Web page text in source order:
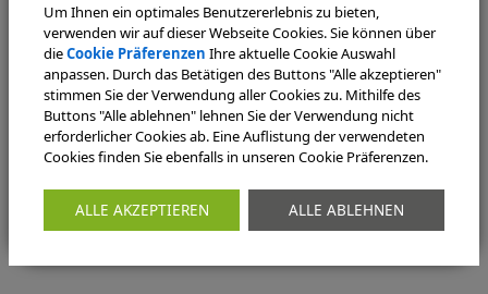
Sonntag, 12. Juli 2026, 19 Uhr
Schloss Lembeck - Schlaunscher Festsaal
Eintritt: 18,00 Euro,ermäßigt 13,00 Euro
Tickets und weitere Informationen zu der Veranstaltung
erhalten Sie bei der Stadtagentur Dorsten im Stadthaus an
der Lippestraße 41, unter der Rufnummer 02362-663066,
Ticket-Portal Reservix (zzgl. Gebühren). Eine Veranstaltung
aus der Reihe Dorstener KlangArt der Stadt Dorsten.
Um Ihnen ein optimales Benutzererlebnis zu bieten,
verwenden wir auf dieser Webseite Cookies. Sie können über
dieCookie Präferenzen Ihre aktuelle Cookie Auswahl
anpassen. Durch das Betätigen des Buttons "Alle akzeptieren"
stimmen Sie der Verwendung aller Cookies zu. Mithilfe des
Buttons "Alle ablehnen" lehnen Sie der Verwendung nicht
erforderlicher Cookies ab. Eine Auflistung der verwendeten
Cookies finden Sie ebenfalls in unseren Cookie Präferenzen.
ALLE AKZEPTIEREN ALLE ABLEHNEN